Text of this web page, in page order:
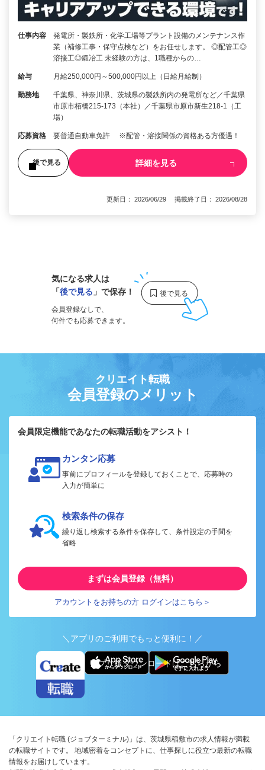
仕事内容
発電所・製鉄所・化学工場等プラント設備のメンテナンス作
業（補修工事・保守点検など）をお任せします。 ◎配管工◎
溶接工◎鍛冶工 未経験の方は、1職種からの…
給与 月給250,000円～500,000円以上（日給月給制）
勤務地
千葉県、神奈川県、茨城県の製鉄所内の発電所など／千葉県
市原市栢橋215-173（本社）／千葉県市原市新生218-1（工
場）
応募資格 要普通自動車免許 ※配管・溶接関係の資格ある方優遇！
後で見る 詳細を見る
更新日： 2026/06/29 掲載終了日： 2026/08/28
気になる求人は
「後で見る 」で保存！
会員登録なしで、
何件でも応募できます。
クリエイト転職
会員登録のメリット
会員限定機能であなたの転職活動をアシスト！
カンタン応募
事前にプロフィールを登録しておくことで、応募時の
入力が簡単に
検索条件の保存
繰り返し検索する条件を保存して、条件設定の手間を
省略
まずは会員登録（無料）
アカウントをお持ちの方 ログインはこちら＞
＼アプリのご利用でもっと便利に！／
アプリ版ダウンロードはこちらから
「クリエイト転職 (ジョブターミナル)」は、茨城県稲敷市の求人情報が満載
の転職サイトです。 地域密着をコンセプトに、仕事探しに役立つ最新の転職
情報をお届けしています。